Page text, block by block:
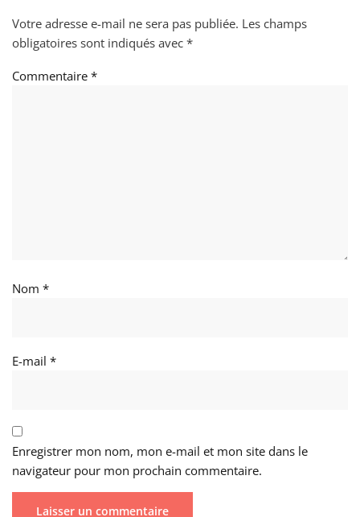
Votre adresse e-mail ne sera pas publiée. Les champs
obligatoires sont indiqués avec *
Commentaire *
Nom *
E-mail *
Enregistrer mon nom, mon e-mail et mon site dans le
navigateur pour mon prochain commentaire.